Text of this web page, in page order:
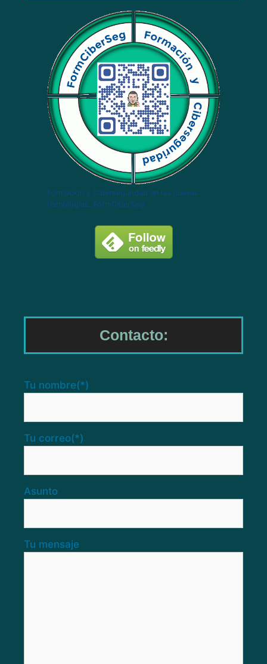
Formación y Ciberseguridad en las nuevas
tecnologías. FormCiberSeg
Contacto:
Tu nombre(*)
Tu correo(*)
Asunto
Tu mensaje